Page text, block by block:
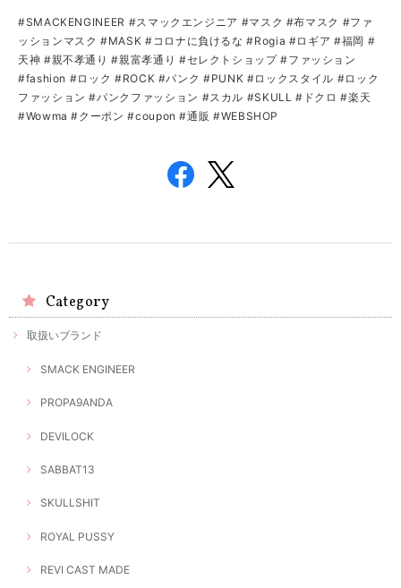
#SMACKENGINEER #スマックエンジニア #マスク #布マスク #ファ
ッションマスク #MASK #コロナに負けるな #Rogia #ロギア #福岡 #
天神 #親不孝通り #親富孝通り #セレクトショップ #ファッション
#fashion #ロック #ROCK #パンク #PUNK #ロックスタイル #ロック
ファッション #パンクファッション #スカル #SKULL #ドクロ #楽天
#Wowma #クーポン #coupon #通販 #WEBSHOP
Category
取扱いブランド
SMACK ENGINEER
PROPA9ANDA
DEVILOCK
SABBAT13
SKULLSHIT
ROYAL PUSSY
REVI CAST MADE